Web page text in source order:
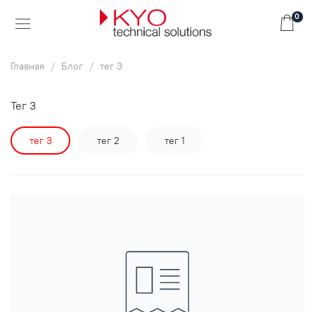
0
Главная Блог тег 3
тег 3
тег 3 тег 2 тег 1